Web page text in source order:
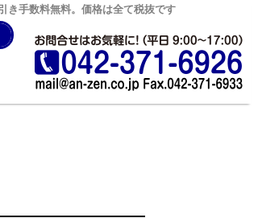
き手数料無料。価格は全て税抜です